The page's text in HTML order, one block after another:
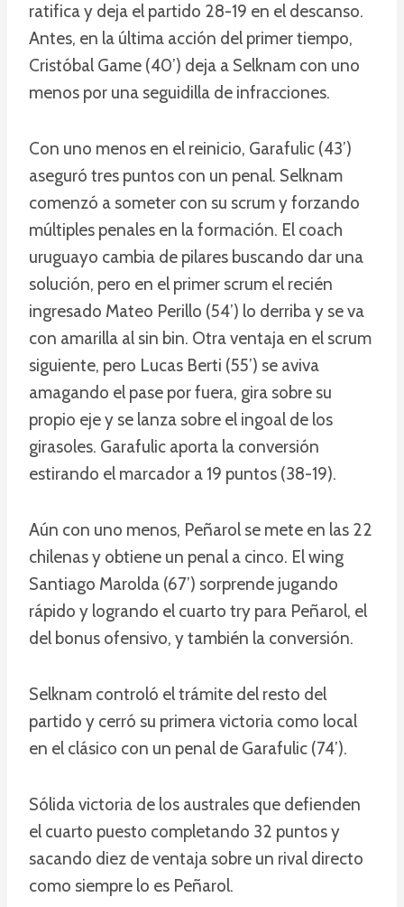
ratifica y deja el partido 28-19 en el descanso.
Antes, en la última acción del primer tiempo,
Cristóbal Game (40’) deja a Selknam con uno
menos por una seguidilla de infracciones.
Con uno menos en el reinicio, Garafulic (43’)
aseguró tres puntos con un penal. Selknam
comenzó a someter con su scrum y forzando
múltiples penales en la formación. El coach
uruguayo cambia de pilares buscando dar una
solución, pero en el primer scrum el recién
ingresado Mateo Perillo (54’) lo derriba y se va
con amarilla al sin bin. Otra ventaja en el scrum
siguiente, pero Lucas Berti (55’) se aviva
amagando el pase por fuera, gira sobre su
propio eje y se lanza sobre el ingoal de los
girasoles. Garafulic aporta la conversión
estirando el marcador a 19 puntos (38-19).
Aún con uno menos, Peñarol se mete en las 22
chilenas y obtiene un penal a cinco. El wing
Santiago Marolda (67’) sorprende jugando
rápido y logrando el cuarto try para Peñarol, el
del bonus ofensivo, y también la conversión.
Selknam controló el trámite del resto del
partido y cerró su primera victoria como local
en el clásico con un penal de Garafulic (74’).
Sólida victoria de los australes que defienden
el cuarto puesto completando 32 puntos y
sacando diez de ventaja sobre un rival directo
como siempre lo es Peñarol.